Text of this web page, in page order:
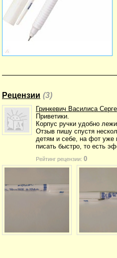
Рецензии (3)
Гринкевич Василиса
Приветики.
Корпус ручки удобно
Отзыв пишу спустя
детям и себе, на фот уже
писать быстро, то есть
Рейтинг рецензии: 0